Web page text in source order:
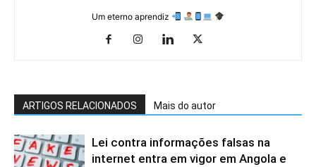
Um eterno aprendiz
ARTIGOS RELACIONADOS Mais do autor
Lei contra informações falsas na
internet entra em vigor em Angola e